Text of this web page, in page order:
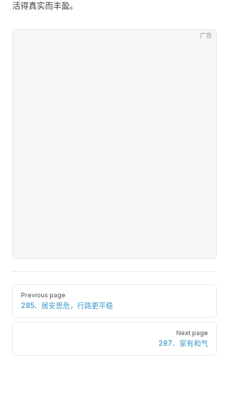
活得真实而丰盈。
广告
Pager
Previous page
285、居安思危，行路更平稳
Next page
287、家有和气